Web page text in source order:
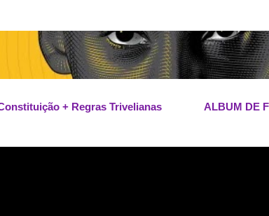
+ Regras Trivelianas ALBUM DE